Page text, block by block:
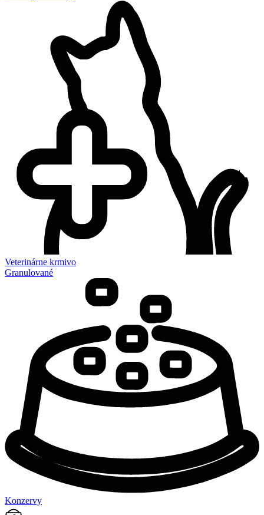
Veterinárne krmivo
Granulované
Konzervy